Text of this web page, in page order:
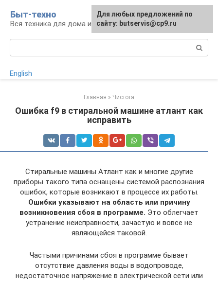
контенту
Быт-техно
Вся техника для дома и сада
English
Главная » Чистота
Ошибка f9 в стиральной машине атлант как
исправить
Стиральные машины Атлант как и многие другие
приборы такого типа оснащены системой распознания
ошибок, которые возникают в процессе их работы.
Ошибки указывают на область или причину
возникновения сбоя в программе. Это облегчает
устранение неисправности, зачастую и вовсе не
являющейся таковой.
Частыми причинами сбоя в программе бывает
отсутствие давления воды в водопроводе,
недостаточное напряжение в электрической сети или
Для любых предложений по
сайту: butservis@cp9.ru